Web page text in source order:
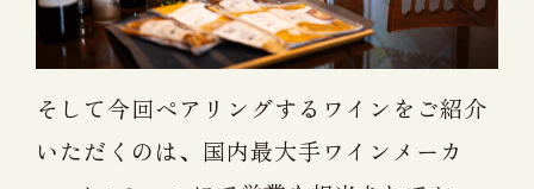
そして今回ペアリングするワインをご紹介
いただくのは、国内最大手ワインメーカ